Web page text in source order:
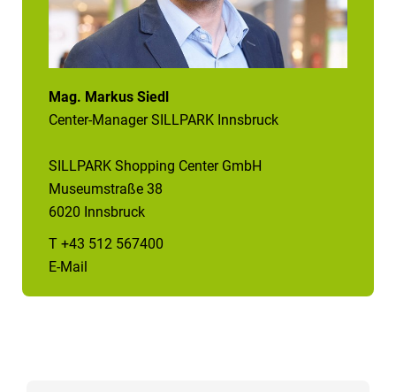
Mag. Markus Siedl
Center-Manager SILLPARK Innsbruck
SILLPARK Shopping Center GmbH
Museumstraße 38
6020 Innsbruck
T +43 512 567400
E-Mail